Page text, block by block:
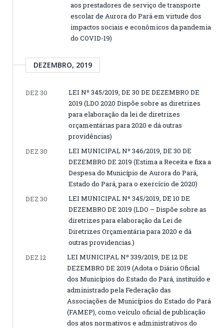
aos prestadores de serviço de transporte
escolar de Aurora do Pará em virtude dos
impactos sociais e econômicos da pandemia
do COVID-19)
DEZEMBRO, 2019
DEZ 30
LEI Nº 345/2019, DE 30 DE DEZEMBRO DE
2019 (LDO 2020 Dispõe sobre as diretrizes
para elaboração da lei de diretrizes
orçamentárias para 2020 e dá outras
providências)
DEZ 30
LEI MUNICIPAL Nº 346/2019, DE 30 DE
DEZEMBRO DE 2019 (Estima a Receita e fixa a
Despesa do Município de Aurora do Pará,
Estado do Pará, para o exercício de 2020)
DEZ 30
LEI MUNICIPAL Nº 345/2019, DE 10 DE
DEZEMBRO DE 2019 (LDO – Dispõe sobre as
diretrizes para elaboração da Lei de
Diretrizes Orçamentária para 2020 e dá
outras providencias.)
DEZ 12
LEI MUNICIPAL Nº 339/2019, DE 12 DE
DEZEMBRO DE 2019 (Adota o Diário Oficial
dos Municípios do Estado do Pará, instituído e
administrado pela Federação das
Associações de Municípios do Estado do Pará
(FAMEΡ), como veículo oficial de publicação
dos atos normativos e administrativos do